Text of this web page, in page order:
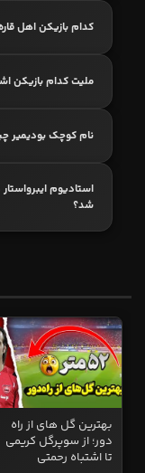
کدام بازیکن اهل
ملیت کدام بازیکن
نام کوچک بودیمیر
استادیوم
شد؟
بهترین گل های از راه
دور؛ از سوپرگل کریمی
تا اشتباه رحمتی